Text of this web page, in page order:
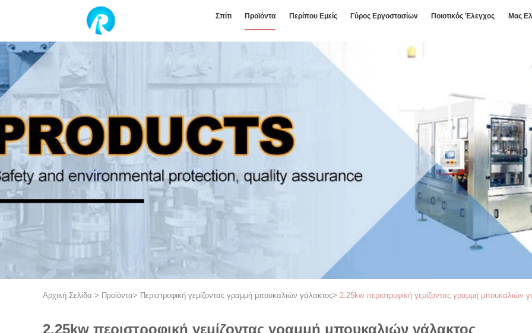
Σπίτι Προϊόντα Περίπου Εμείς Γύρος Εργοστασίων Ποιοτικός Έλεγχος Μας
Αρχική Σελίδα > Προϊόντα> Περιστροφική γεμίζοντας γραμμή μπουκαλιών γάλακτος> 2.25kw περιστροφική γεμίζοντας γραμμή μπουκαλιών
2.25kw περιστροφική γεμίζοντας γραμμή μπουκαλιών γάλακτος